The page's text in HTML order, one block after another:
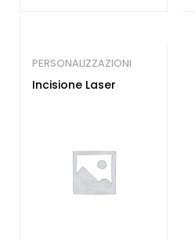
PERSONALIZZAZIONI
Incisione Laser